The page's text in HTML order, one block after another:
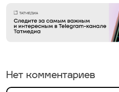
Нет комментариев